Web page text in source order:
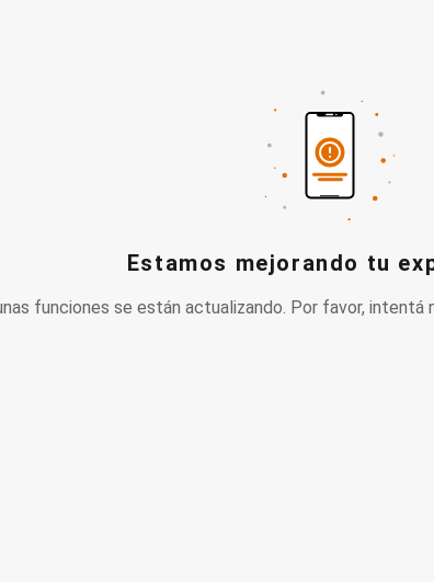
Estamos mejorando tu
funciones se están actualizando. Por favor, intentá